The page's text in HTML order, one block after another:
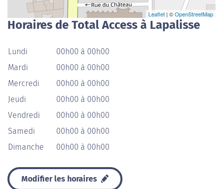
Leaflet | ©OpenStreetMap
Horaires de Total Access à Lapalisse
Lundi
00h00 à 00h00
Mardi
00h00 à 00h00
Mercredi
00h00 à 00h00
Jeudi
00h00 à 00h00
Vendredi
00h00 à 00h00
Samedi
00h00 à 00h00
Dimanche
00h00 à 00h00
Modifier les horaires